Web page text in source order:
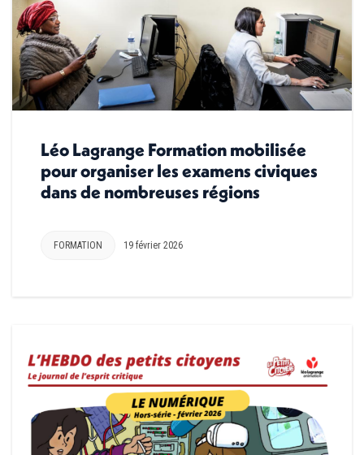
Léo Lagrange Formation mobilisée
pour organiser les examens civiques
dans de nombreuses régions
FORMATION 19 février 2026